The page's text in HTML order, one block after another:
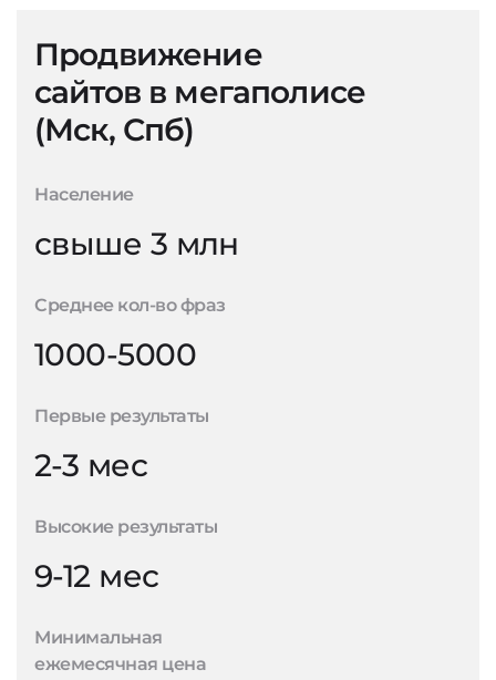
Продвижение
сайтов в мегаполисе
(Мск, Спб)
Население
свыше 3 млн
Среднее кол-во фраз
1000-5000
Первые результаты
2-3 мес
Высокие результаты
9-12 мес
Минимальная
ежемесячная цена